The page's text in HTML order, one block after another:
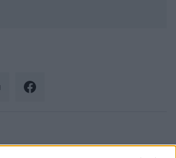
az egyik kazincbarcikai